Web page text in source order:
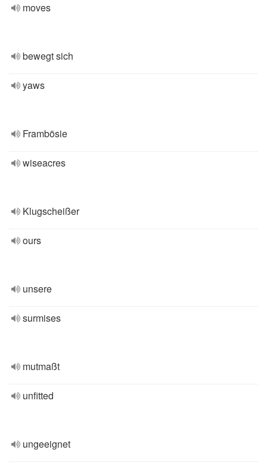
moves
bewegt sich
yaws
Frambösie
wiseacres
Klugscheißer
ours
unsere
surmises
mutmaßt
unfitted
ungeeignet